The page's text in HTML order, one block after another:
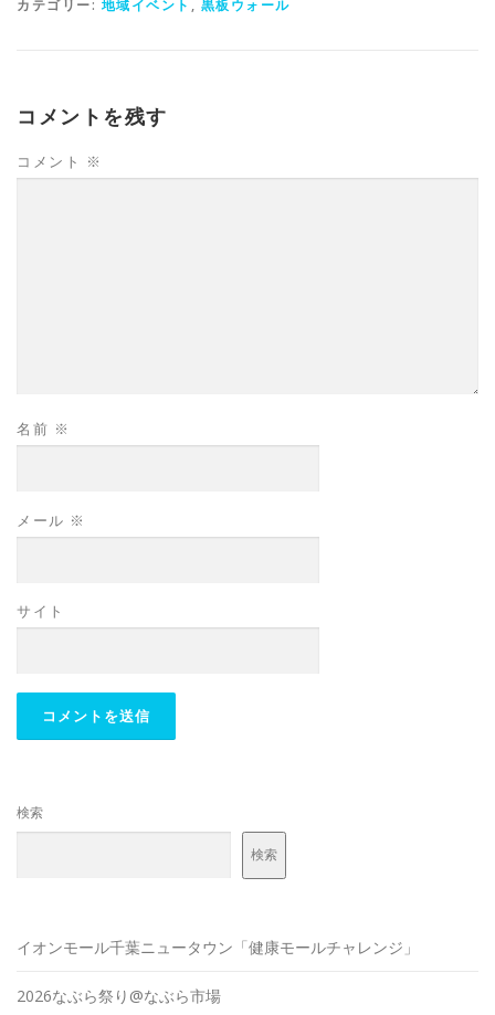
カテゴリー: 地域イベント , 黒板ウォール
コメントを残す
コメント ※
名前 ※
メール ※
サイト
検索
検索
イオンモール千葉ニュータウン「健康モールチャレンジ」
2026なぶら祭り@なぶら市場